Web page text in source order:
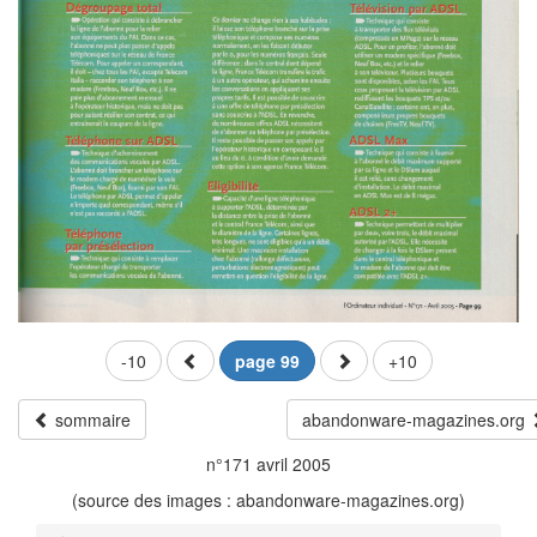
-10 page 99 +10
sommaire
abandonware-magazines.org
n°171 avril 2005
(source des images : abandonware-magazines.org)